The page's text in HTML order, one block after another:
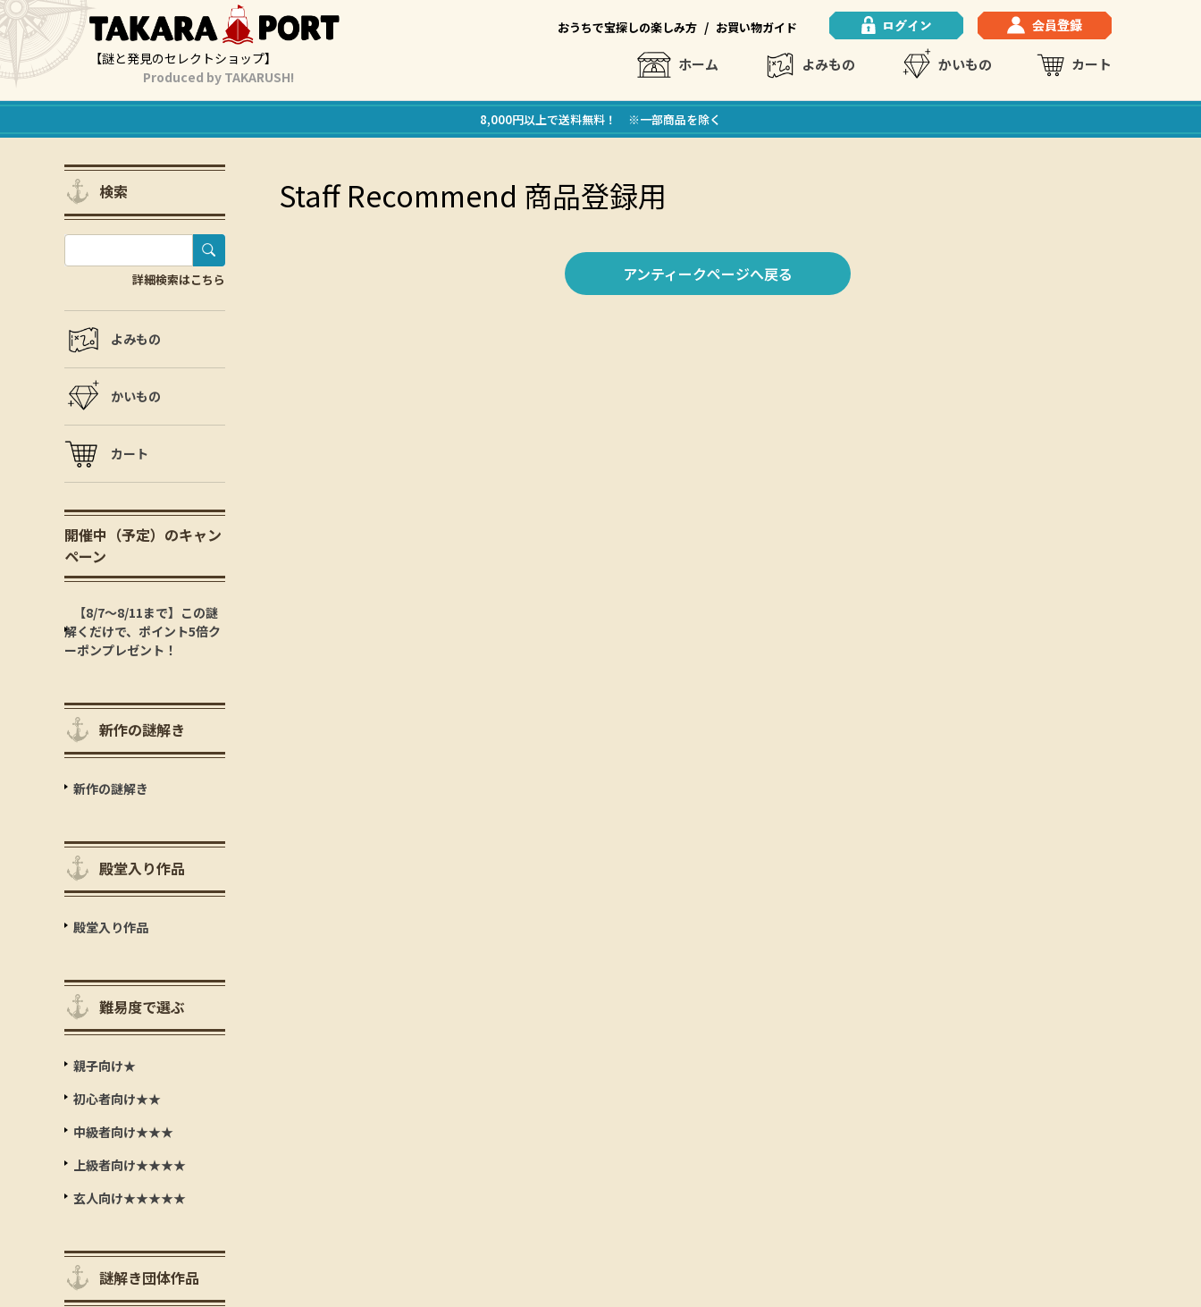
【謎と発見のセレクトショップ】
Produced by TAKARUSH!
おうちで宝探しの楽しみ方 / お買い物ガイド
ホーム よみもの かいもの カート
8,000円以上で送料無料！ ※一部商品を除く
検索
詳細検索はこちら
よみもの
かいもの
カート
開催中（予定）のキャン
ペーン
【8/7～8/11まで】この謎
解くだけで、ポイント5倍ク
ーポンプレゼント！
新作の謎解き
新作の謎解き
殿堂入り作品
殿堂入り作品
難易度で選ぶ
親子向け★
初心者向け★★
中級者向け★★★
上級者向け★★★★
玄人向け★★★★★
謎解き団体作品
Staff Recommend 商品登録用
アンティークページへ戻る